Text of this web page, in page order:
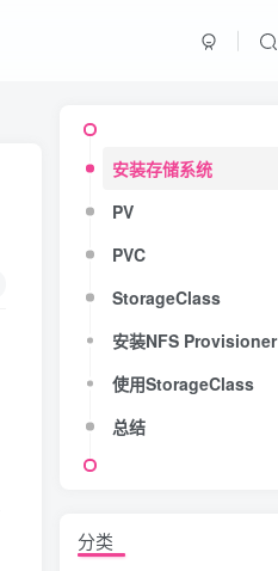
安装存储系统
PV
PVC
StorageClass
安装NFS Provisioner
使用StorageClass
总结
分类